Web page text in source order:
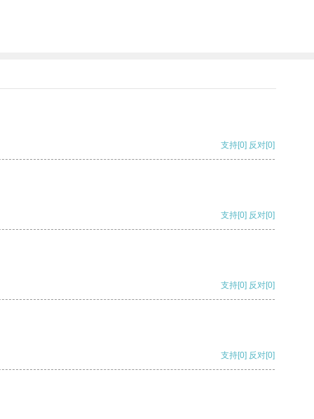
支持[0] 反对[0]
支持[0] 反对[0]
支持[0] 反对[0]
支持[0] 反对[0]